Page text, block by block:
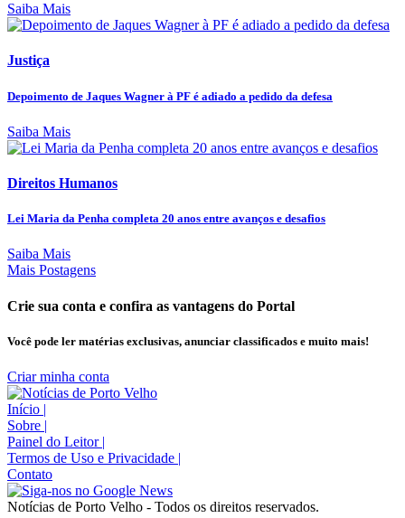
Saiba Mais
Justiça
Depoimento de Jaques Wagner à PF é adiado a pedido da defesa
Saiba Mais
Direitos Humanos
Lei Maria da Penha completa 20 anos entre avanços e desafios
Saiba Mais
Mais Postagens
Crie sua conta e confira as vantagens do Portal
Você pode ler matérias exclusivas, anunciar classificados e muito mais!
Criar minha conta
Início |
Sobre |
Painel do Leitor |
Termos de Uso e Privacidade |
Contato
Notícias de Porto Velho - Todos os direitos reservados.